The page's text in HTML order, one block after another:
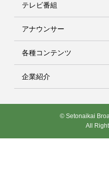
テレビ番組
アナウンサー
各種コンテンツ
企業紹介
© Setonaikai
All